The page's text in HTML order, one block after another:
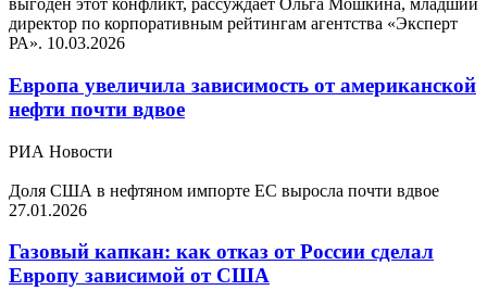
выгоден этот конфликт, рассуждает Ольга Мошкина, младший
директор по корпоративным рейтингам агентства «Эксперт
РА». 10.03.2026
Европа увеличила зависимость от американской
нефти почти вдвое
РИА Новости
Доля США в нефтяном импорте ЕС выросла почти вдвое
27.01.2026
Газовый капкан: как отказ от России сделал
Европу зависимой от США